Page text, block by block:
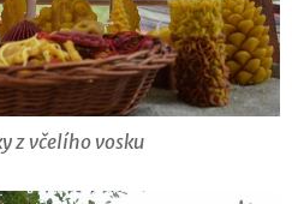
z včelího vosku